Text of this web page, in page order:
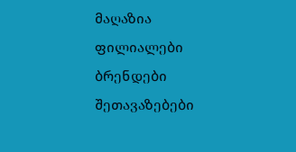
მაღაზია
ფილიალები
ბრენდები
შეთავაზებები